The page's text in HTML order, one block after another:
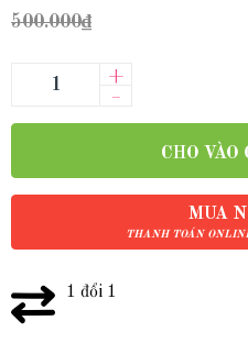
500.000₫
–
+
CHO VÀO
MUA
THANH TOÁN
1 đổi 1